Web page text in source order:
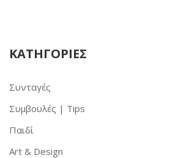
ΚΑΤΗΓΟΡΙΕΣ
Συνταγές
Συμβουλές | Tips
Παιδί
Art & Design